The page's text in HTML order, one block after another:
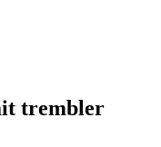
trembler